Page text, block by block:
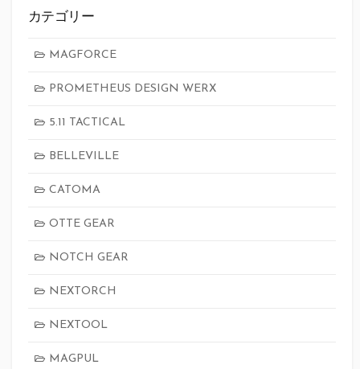
カテゴリー
MAGFORCE
PROMETHEUS DESIGN WERX
5.11 TACTICAL
BELLEVILLE
CATOMA
OTTE GEAR
NOTCH GEAR
NEXTORCH
NEXTOOL
MAGPUL